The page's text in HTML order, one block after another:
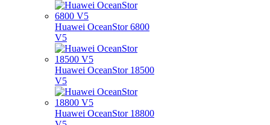
Huawei OceanStor 6800
V5
Huawei OceanStor 18500
V5
Huawei OceanStor 18800